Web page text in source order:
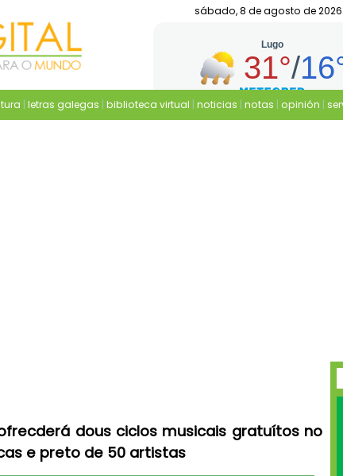
sábado, 8 de agosto de 2026
| letras galegas | biblioteca virtual | noticias | notas | opinión |
dous ciclos musicais gratuítos no
e preto de 50 artistas